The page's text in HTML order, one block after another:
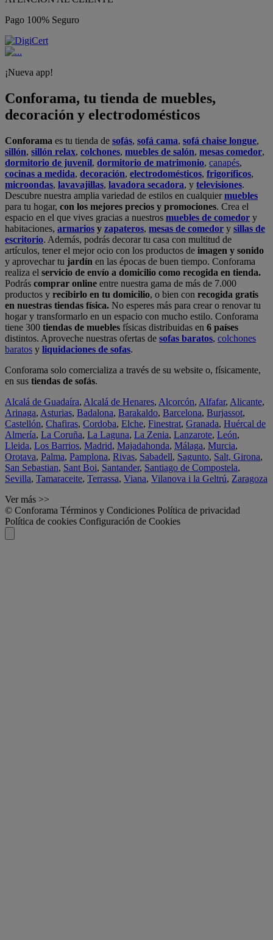
Pago 100% Seguro
¡Nueva app!
Conforama, tu tienda de muebles,
decoración y electrodomésticos
Conforama es tu tienda de sofás, sofá cama, sofá chaise longue,
sillón, sillón relax, colchones, muebles de salón, mesas comedor,
dormitorio de juvenil, dormitorio de matrimonio, canapés,
cocinas a medida, decoración, electrodomésticos, frigoríficos,
microondas, lavavajillas, lavadora secadora, y televisiones.
Descubre nuestra amplia variedad de estilos en cualquiermuebles
para tu hogar, con los mejores precios y promociones. Crea el
espacio en el que vives gracias a nuestros muebles de comedor y
habitaciones, armarios y zapateros, mesas de comedor y sillas de
escritorio. Además, podrás decorar tu casa con multitud de
artículos, tener el mejor ocio con los productos de imagen y sonido
y aprovechar tu jardín en las épocas de buen tiempo. Conforama
realiza el servicio de envío a domicilio como recogida en tienda.
Podrás comprar online entre nuestra gama de más de 7.000
productos y recibirlo en tu domicilio, o bien con recogida gratis
en nuestras tiendas física. No esperes más para crear o renovar tu
hogar y transformarlo en un espacio con mucho estilo. Conforama
tiene 300 tiendas de muebles físicas distribuidas en 6 países
distintos. Aproveche nuestras ofertas de sofas baratos, colchones
baratos y liquidaciones de sofas.
Conforama solo comercializa a través de su website o, físicamente,
en sus tiendas de sofás.
Alcalá de Guadaíra, Alcalá de Henares, Alcorcón, Alfafar, Alicante,
Arinaga, Asturias, Badalona, Barakaldo, Barcelona, Burjassot,
Castellón, Chafiras, Cordoba, Elche, Finestrat, Granada, Huércal de
Almería, La Coruña, La Laguna, La Zenia, Lanzarote, León,
Lleida, Los Barrios, Madrid, Majadahonda, Málaga, Murcia,
Orotava, Palma, Pamplona, Rivas, Sabadell, Sagunto, Salt, Girona,
San Sebastian, Sant Boi, Santander, Santiago de Compostela,
Sevilla, Tamaraceite, Terrassa, Viana, Vilanova i la Geltrú, Zaragoza
Ver más >>
© Conforama Términos y Condiciones Política de privacidad
Política de cookies Configuración de Cookies